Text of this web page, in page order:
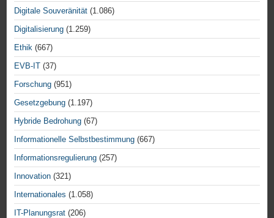
Digitale Souveränität (1.086)
Digitalisierung (1.259)
Ethik (667)
EVB-IT (37)
Forschung (951)
Gesetzgebung (1.197)
Hybride Bedrohung (67)
Informationelle Selbstbestimmung (667)
Informationsregulierung (257)
Innovation (321)
Internationales (1.058)
IT-Planungsrat (206)